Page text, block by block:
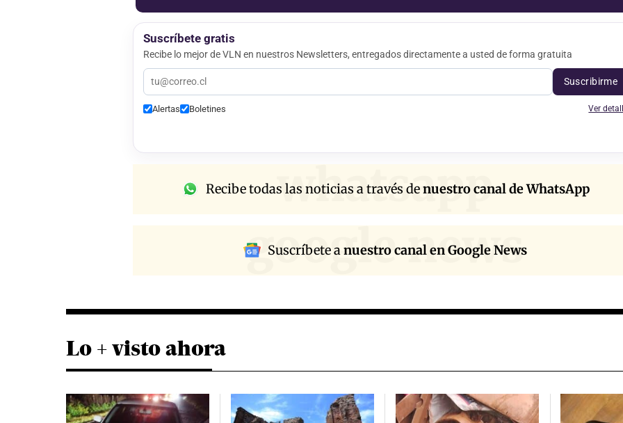
Suscríbete gratis
Recibe lo mejor de VLN en nuestros Newsletters, entregados directamente a usted de forma gratuita
Suscribirme
Alertas Boletines Ver
whatsapp
Recibe todas las noticias a través denuestro canal de WhatsApp
google news
Suscríbete anuestro canal en Google News
Lo + visto ahora